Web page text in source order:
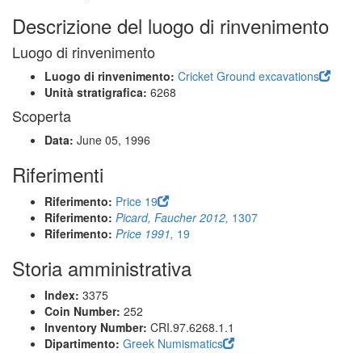
Descrizione del luogo di rinvenimento
Luogo di rinvenimento
Luogo di rinvenimento: Cricket Ground excavations
Unità stratigrafica: 6268
Scoperta
Data: June 05, 1996
Riferimenti
Riferimento: Price 19
Riferimento: Picard, Faucher 2012, 1307
Riferimento: Price 1991, 19
Storia amministrativa
Index: 3375
Coin Number: 252
Inventory Number: CRI.97.6268.1.1
Dipartimento: Greek Numismatics